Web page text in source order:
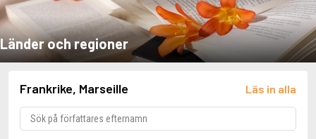
Länder och regioner
Frankrike, Marseille Läs in alla